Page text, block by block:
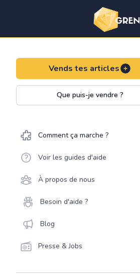
Vends tes articles
Que puis-je vendre ?
Comment ça marche ?
Voir les guides d'aide
À propos de nous
Besoin d'aide ?
Blog
Presse & Jobs